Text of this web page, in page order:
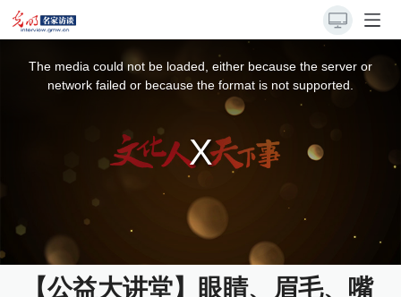
The media could not be loaded, either because the server or
network failed or because the format is not supported.
【公益大讲堂】眼睛、眉毛、嘴